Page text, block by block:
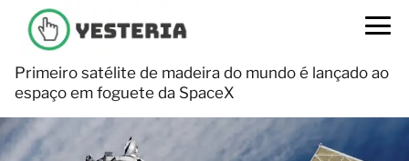
Primeiro satélite de madeira do mundo é lançado ao
espaço em foguete da SpaceX